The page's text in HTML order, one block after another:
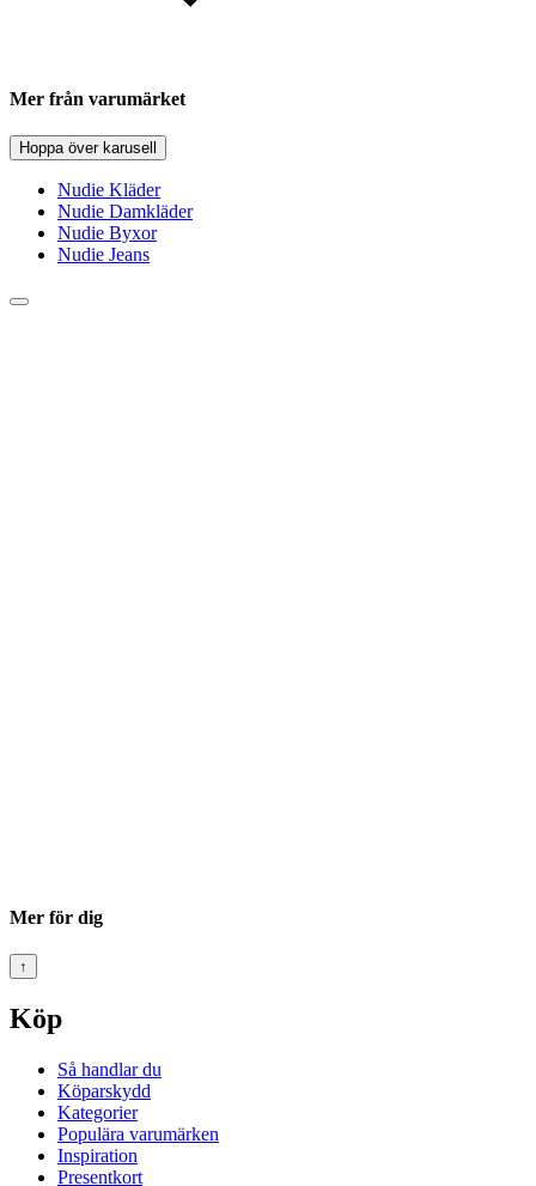
Mer från varumärket
Hoppa över karusell
Nudie Kläder
Nudie Damkläder
Nudie Byxor
Nudie Jeans
Mer för dig
↑
Köp
Så handlar du
Köparskydd
Kategorier
Populära varumärken
Inspiration
Presentkort